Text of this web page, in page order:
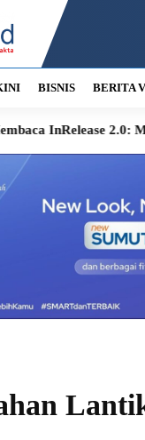
BISNIS BERITA
2.0: Musik, Audiens,